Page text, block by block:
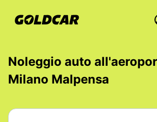
Noleggio auto
Milano Malpensa